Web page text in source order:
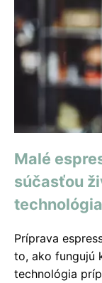
Malé
súčasťou
Príprava
to, ako fungujú
technológia